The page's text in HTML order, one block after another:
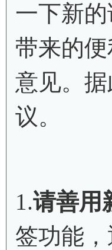
一下新
带来的
意见。
议。
1.请善用
签功能